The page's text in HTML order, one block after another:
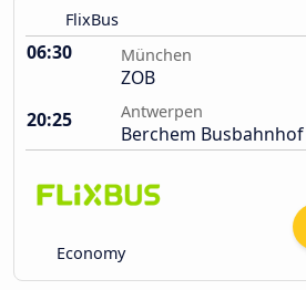
FlixBus
06:30 München
ZOB
20:25
Antwerpen
Berchem Busbahnhof
Economy